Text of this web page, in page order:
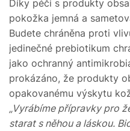
Díky péči s produkty
pokožka jemná a
Budete chráněna proti
jedinečné prebiotikum
jako ochranný
prokázáno, že produkty
opakovanému výskytu
„Vyrábíme přípravky pro
starat s něhou a láskou.